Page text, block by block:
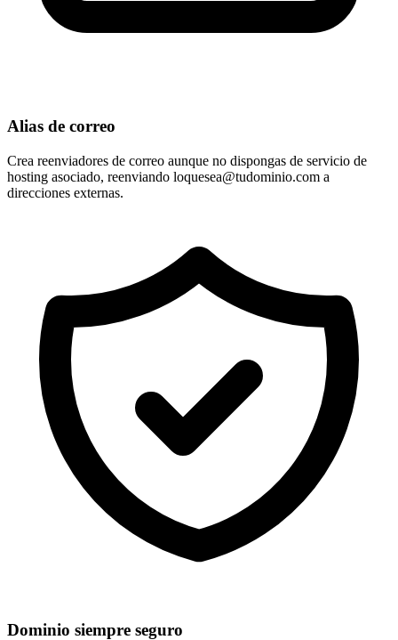
Alias de correo
Crea reenviadores de correo aunque no dispongas de servicio de
hosting asociado, reenviando loquesea@tudominio.com a
direcciones externas.
Dominio siempre seguro